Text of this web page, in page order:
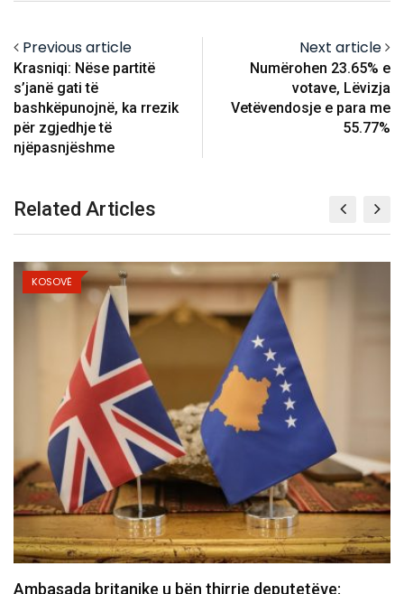
Previous article
Krasniqi: Nëse partitë
s’janë gati të
bashkëpunojnë, ka rrezik
për zgjedhje të
njëpasnjëshme
Next article
Numërohen 23.65% e
votave, Lëvizja
Vetëvendosje e para me
55.77%
Related Articles
KOSOVË
Zelensky nga Serbia: Qëndrimi për mosnjohjen e